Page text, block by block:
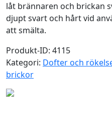
låt brännaren och brickan
djupt svart och hårt vid
att smälta.
Produkt-ID: 4115
Kategori: Dofter och
brickor